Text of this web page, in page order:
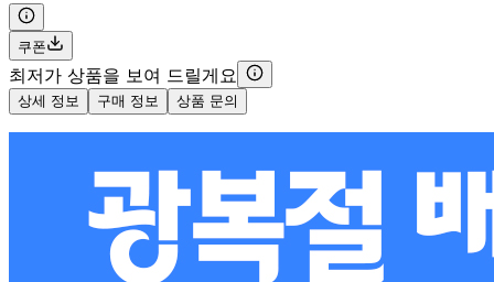
쿠폰
최저가 상품을 보여 드릴게요
상세 정보 구매 정보 상품 문의